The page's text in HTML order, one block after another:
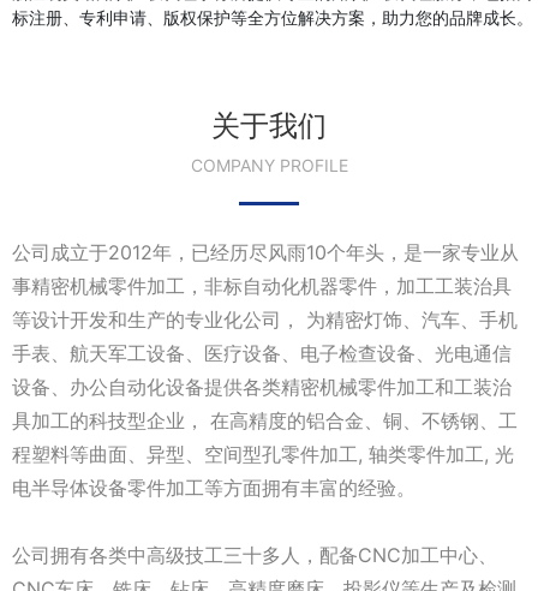
标注册、专利申请、版权保护等全方位解决方案，助力您的品牌成长。
关于我们
COMPANY PROFILE
公司成立于2012年，已经历尽风雨10个年头，是一家专业从
事精密机械零件加工，非标自动化机器零件，加工工装治具
等设计开发和生产的专业化公司， 为精密灯饰、汽车、手机
手表、航天军工设备、医疗设备、电子检查设备、光电通信
设备、办公自动化设备提供各类精密机械零件加工和工装治
具加工的科技型企业， 在高精度的铝合金、铜、不锈钢、工
程塑料等曲面、异型、空间型孔零件加工, 轴类零件加工, 光
电半导体设备零件加工等方面拥有丰富的经验。
公司拥有各类中高级技工三十多人，配备CNC加工中心、